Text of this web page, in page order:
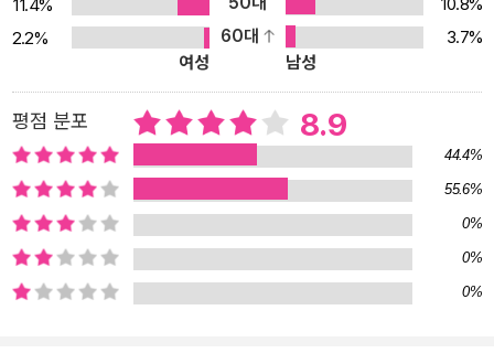
국식 유머의 전형이자 그 틀을 마련한 모범이었다. 그가 유머의 대상
으로 삼은 것은 아주 어릴 때부터 비극적이고 암울한 상황에 처했던
자기 자신이었다. 서버의 인생 그리고 작품 세계에서 가장 주목할 사
쏜 화살에 맞아 한쪽 눈을 실명한 일이었다. 소심하고 예민하게 자랄
수밖에 없었던 그에게는 거시적인 사회나 타인의 삶보다는 자기 내면
의 우울함과 일상의 고단함, 불안, 스트레스, 관계 맺기의 어려움 등이
주요한 관심사였다. 그는 그것들을 타고난 감수성으로 세밀하게 포착
해 내 짧고 단순하게 쓰고 그림으로써 무한한 상상력의 여백을 제공
했고, 이러한 서버를 가리켜 평자들은 ‘풍자적인 미니멀리스트’라 부
11.4%
2.2%
60대
3.7%
여성
남성
평점 분포 8.9
44.4%
55.6%
0%
0%
0%